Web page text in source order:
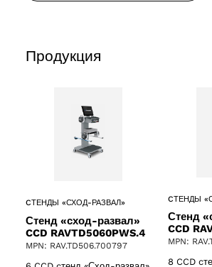
Продукция
CТЕНДЫ «СХОД-РАЗВАЛ»
Стенд «сход-развал»
CCD RAVTD5060PWS.4
MPN: RAV.TD506.700797
CТЕНДЫ
Стенд
CCD
MPN:
8 CCD